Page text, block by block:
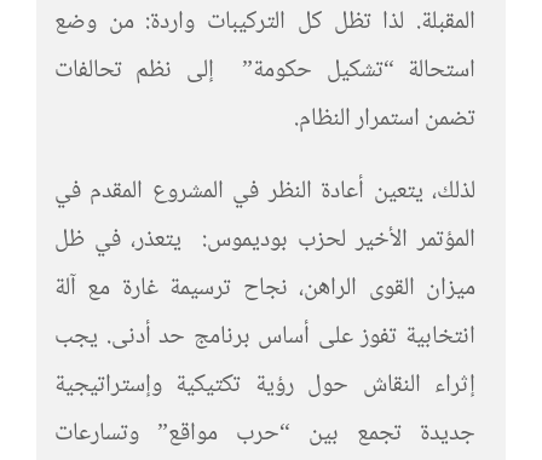
المقبلة. لذا تظل كل التركيبات واردة: من وضع
استحالة “تشكيل حكومة” إلى نظم تحالفات
تضمن استمرار النظام.
لذلك، يتعين أعادة النظر في المشروع المقدم في
المؤتمر الأخير لحزب بوديموس: يتعذر، في ظل
ميزان القوى الراهن، نجاح ترسيمة غارة مع آلة
انتخابية تفوز على أساس برنامج حد أدنى. يجب
إثراء النقاش حول رؤية تكتيكية وإستراتيجية
جديدة تجمع بين “حرب مواقع” وتسارعات